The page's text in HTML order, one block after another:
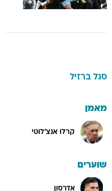
סגל ברזיל
מאמן
קרלו אנצ'לוטי
שוערים
אדרסון